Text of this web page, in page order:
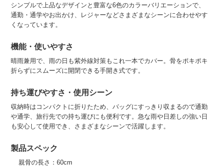
シンプルで上品なデザインと豊富な6色のカラーバリエーションで、
通勤・通学やお出かけ、レジャーなどさまざまなシーンに合わせやす
くなっています。
機能・使いやすさ
晴雨兼用で、雨の日も紫外線対策もこれ一本でカバー。骨をポキポキ
折らずにスムーズに開閉できる手開き式です。
持ち運びやすさ・使用シーン
収納時はコンパクトに折りたため、バッグにすっきり収まるので通勤
や通学、旅行先での持ち運びにも便利です。急な雨や日差しの強い日
も安心して使用でき、さまざまなシーンで活躍します。
製品スペック
親骨の長さ：60cm